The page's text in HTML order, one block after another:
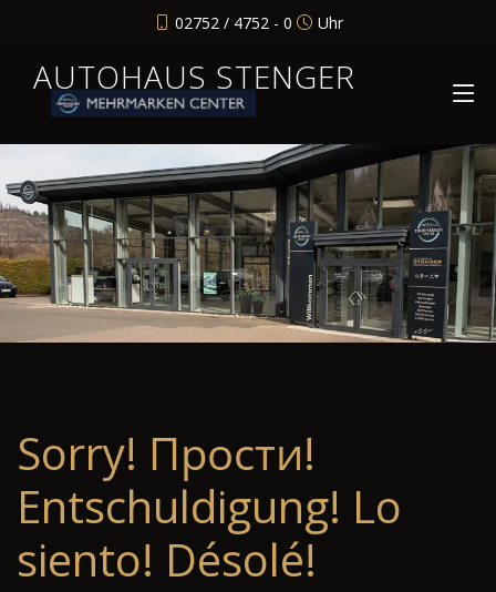
02752 / 4752 - 0 Uhr
AUTOHAUS STENGER
Sorry! Прости!
Entschuldigung! Lo
siento! Désolé!